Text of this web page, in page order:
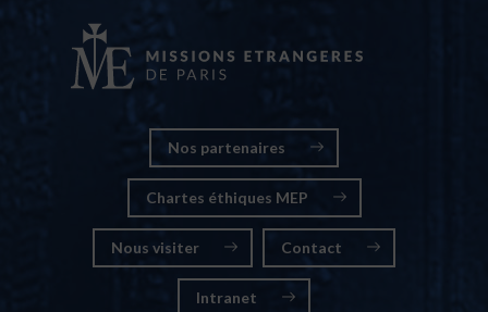
Nos partenaires
Chartes éthiques MEP
Nous visiter Contact
Intranet